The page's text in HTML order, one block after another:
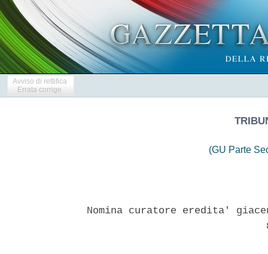
Avviso di rettifica
Errata corrige
(GU Parte
Nomina curatore eredita'